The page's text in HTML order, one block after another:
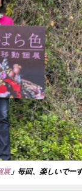
展」毎回、楽しいでー